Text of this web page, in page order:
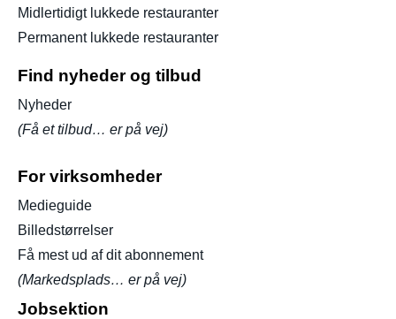
Midlertidigt lukkede restauranter
Permanent lukkede restauranter
Find nyheder og tilbud
Nyheder
(Få et tilbud… er på vej)
For virksomheder
Medieguide
Billedstørrelser
Få mest ud af dit abonnement
(Markedsplads… er på vej)
Jobsektion